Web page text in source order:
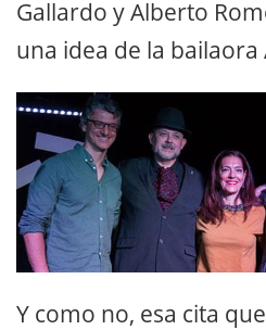
Gallardo y Alberto
una idea de la
Y como no, esa cita